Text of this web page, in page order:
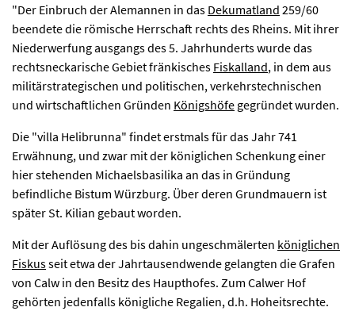
"Der Einbruch der Alemannen in das Dekumatland 259/60
beendete die römische Herrschaft rechts des Rheins. Mit ihrer
Niederwerfung ausgangs des 5. Jahrhunderts wurde das
rechtsneckarische Gebiet fränkisches Fiskalland, in dem aus
militärstrategischen und politischen, verkehrstechnischen
und wirtschaftlichen Gründen Königshöfe gegründet wurden.
Die "villa Helibrunna" findet erstmals für das Jahr 741
Erwähnung, und zwar mit der königlichen Schenkung einer
hier stehenden Michaelsbasilika an das in Gründung
befindliche Bistum Würzburg. Über deren Grundmauern ist
später St. Kilian gebaut worden.
Mit der Auflösung des bis dahin ungeschmälerten königlichen
Fiskusseit etwa der Jahrtausendwende gelangten die Grafen
von Calw in den Besitz des Haupthofes. Zum Calwer Hof
gehörten jedenfalls königliche Regalien, d.h. Hoheitsrechte.